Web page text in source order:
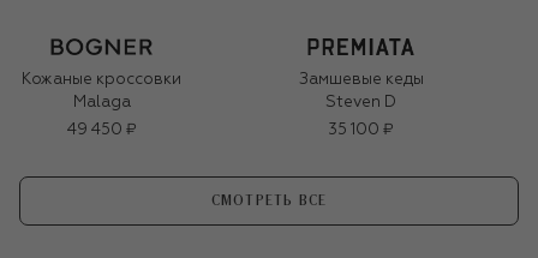
Кожаные кроссовки
Malaga
49 450 ₽
Замшевые кеды
Steven D
35 100 ₽
СМОТРЕТЬ ВСЕ